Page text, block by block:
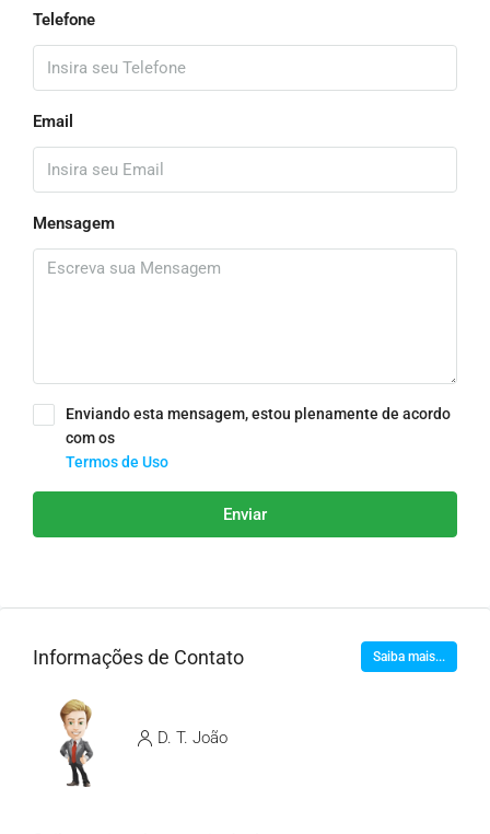
Telefone
Email
Mensagem
Enviando esta mensagem, estou plenamente de acordo
com os
Termos de Uso
Enviar
Informações de Contato Saiba mais...
D. T. João